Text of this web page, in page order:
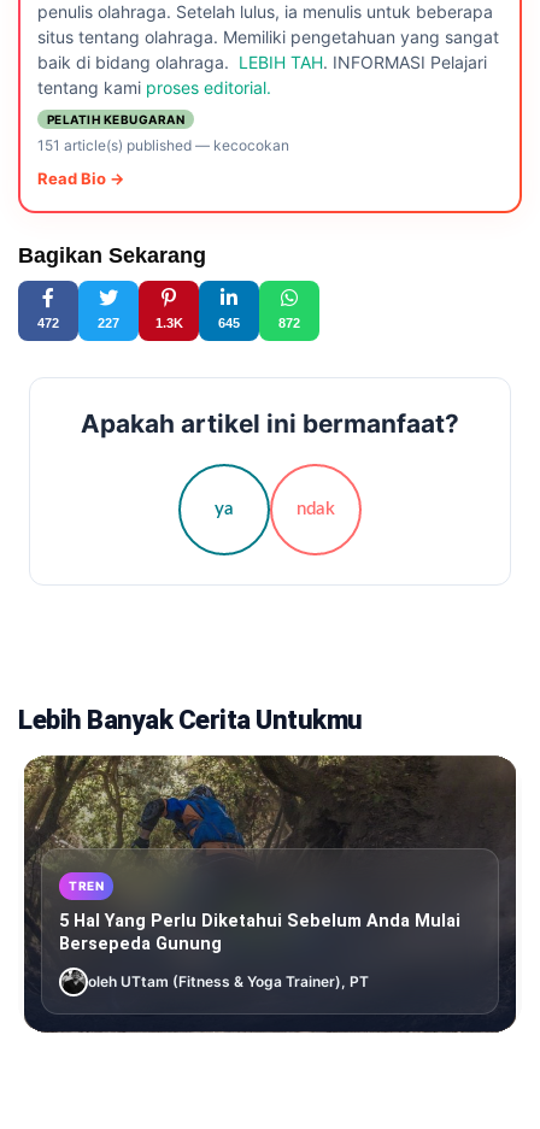
penulis olahraga. Setelah lulus, ia menulis untuk beberapa
situs tentang olahraga. Memiliki pengetahuan yang sangat
baik di bidang olahraga. LEBIH TAH. INFORMASI Pelajari
tentang kami proses editorial.
PELATIH KEBUGARAN
151 article(s) published— kecocokan
Read Bio →
Bagikan Sekarang
472 227 1.3K 645 872
Apakah artikel ini bermanfaat?
ya ndak
Lebih Banyak Cerita Untukmu
TREN
5 Hal Yang Perlu Diketahui Sebelum Anda Mulai
Bersepeda Gunung
oleh UTtam (Fitness & Yoga Trainer), PT